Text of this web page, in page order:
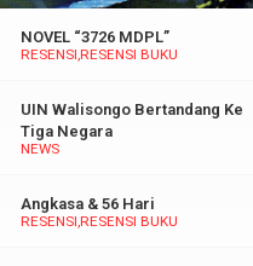
RESENSI RESENSI BUKU
NOVEL “3726 MDPL”
NEWS
UIN Walisongo Bertandang Ke
Tiga Negara
RESENSI RESENSI BUKU
Angkasa & 56 Hari